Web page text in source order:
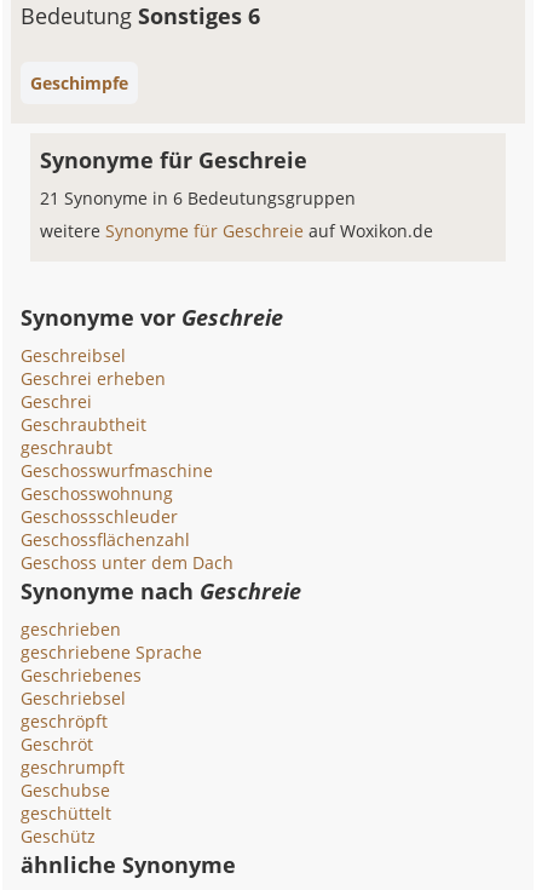
BedeutungSonstiges 6
Geschimpfe
Synonyme für Geschreie
21 Synonyme in 6 Bedeutungsgruppen
weitereSynonyme für Geschreieauf Woxikon.de
Synonyme vor Geschreie
Geschreibsel
Geschrei erheben
Geschrei
Geschraubtheit
geschraubt
Geschosswurfmaschine
Geschosswohnung
Geschossschleuder
Geschossflächenzahl
Geschoss unter dem Dach
Synonyme nach Geschreie
geschrieben
geschriebene Sprache
Geschriebenes
Geschriebsel
geschröpft
Geschröt
geschrumpft
Geschubse
geschüttelt
Geschütz
ähnliche Synonyme